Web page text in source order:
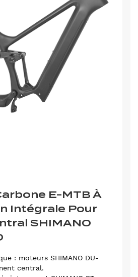
E-MTB À
Intégrale Pour
SHIMANO
: moteurs SHIMANO DU-
central.